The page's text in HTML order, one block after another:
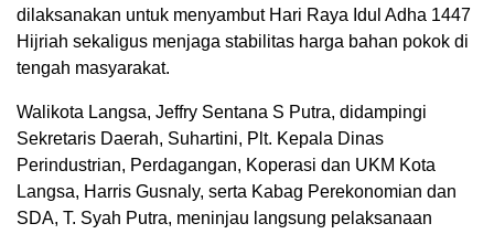
dilaksanakan untuk menyambut Hari Raya Idul Adha 1447
Hijriah sekaligus menjaga stabilitas harga bahan pokok di
tengah masyarakat.
Walikota Langsa, Jeffry Sentana S Putra, didampingi
Sekretaris Daerah, Suhartini, Plt. Kepala Dinas
Perindustrian, Perdagangan, Koperasi dan UKM Kota
Langsa, Harris Gusnaly, serta Kabag Perekonomian dan
SDA, T. Syah Putra, meninjau langsung pelaksanaan